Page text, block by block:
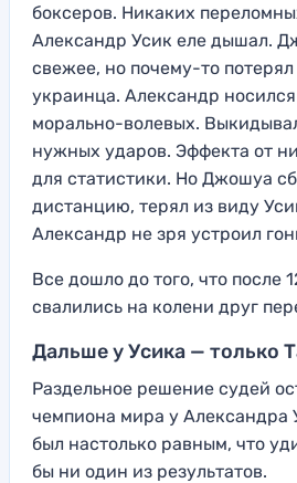
боксеров. Никаких
Александр Усик еле дышал.
свежее, но почему-то
украинца. Александр
морально-волевых.
нужных ударов. Эффекта от
для статистики. Но Джошуа
дистанцию, терял из виду
Александр не зря устроил
Все дошло до того, что после
свалились на колени друг
Дальше у Усика — только
Раздельное решение судей
чемпиона мира у Александра
был настолько равным, что
бы ни один из результатов.